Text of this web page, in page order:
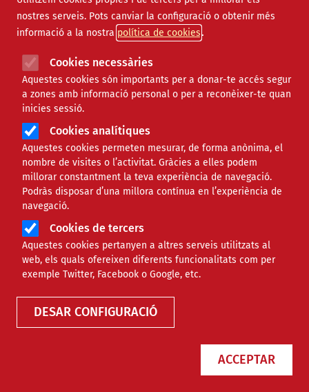
nostres serveis. Pots canviar la configuració o obtenir més
informació a la nostra política de cookies
Cookies necessàries
Aquestes cookies són importants per a donar-te accés segur
a zones amb informació personal o per a reconèixer-te quan
inicies sessió.
Cookies analítiques
Aquestes cookies permeten mesurar, de forma anònima, el
nombre de visites o l’activitat. Gràcies a elles podem
millorar constantment la teva experiència de navegació.
Podràs disposar d’una millora contínua en l’experiència de
navegació.
Cookies de tercers
Aquestes cookies pertanyen a altres serveis utilitzats al
web, els quals ofereixen diferents funcionalitats com per
exemple Twitter, Facebook o Google, etc.
DESAR CONFIGURACIÓ
ACCEPTAR
Totes | Ambiental | Comunitari | Cultural | Social
|
Internacional | Projectes | Jurídic | Tecnològic
Formació